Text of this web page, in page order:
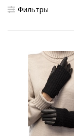
Фильтры